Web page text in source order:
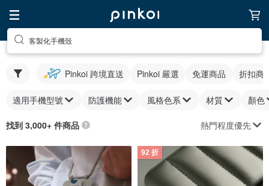
客製化手機殼
Pinkoi 跨境直送 Pinkoi 嚴選 免運商品 折扣商
適用手機型號 防護機能 風格色系 材質 顏色
找到 3,000+ 件商品 熱門程度優先
92 折